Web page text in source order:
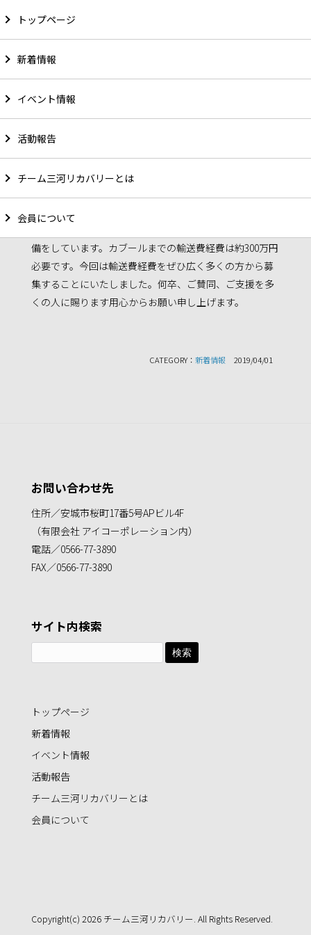
トップページ
新着情報
イベント情報
活動報告
チーム三河リカバリーとは
会員について
寄付支援のお願い
2005年アフガニスタンのカブールに戦災孤児の学校「ウ
ミード」（希望）が誕生しました。私たちは過去14年間
で「ウミード」に安城市、岡崎市の小中高校から約1,000
セットの学習用机、椅子の寄付を受け送付してきまし
枚、体操服300枚、運動靴300足を安城市内の小学校、高
備をしています。カブールまでの輸送費経費は約300万円
必要です。今回は輸送費経費をぜひ広く多くの方から募
集することにいたしました。何卒、ご賛同、ご支援を多
くの人に賜ります用心からお願い申し上げます。
CATEGORY：新着情報 2019/04/01
お問い合わせ先
住所／安城市桜町17番5号APビル4F
（有限会社 アイコーポレーション内）
電話／0566-77-3890
FAX／0566-77-3890
サイト内検索
トップページ
新着情報
イベント情報
活動報告
チーム三河リカバリーとは
会員について
Copyright(c) 2026 チーム三河リカバリー. All Rights Reserved.